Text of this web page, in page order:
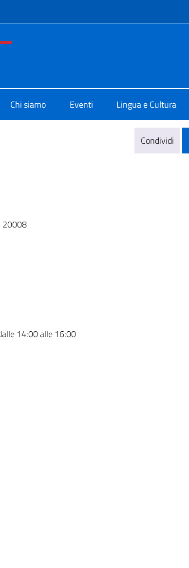
Chi siamo Eventi Lingua e Cultura
Condividi
20008
14:00 alle 16:00